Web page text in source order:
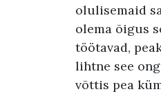
olulisemaid
olema õigus
töötavad,
lihtne see
võttis pea